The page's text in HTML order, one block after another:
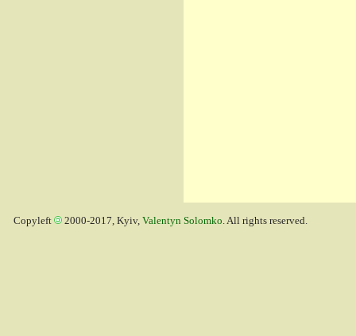
Copyleft 2000-2017, Kyiv, Valentyn Solomko. All rights reserved.